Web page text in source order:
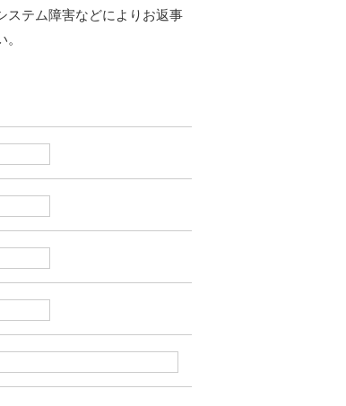
ステム障害などによりお返事